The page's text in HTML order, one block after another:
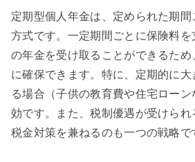
定期型個人年金は、定められた期
方式です。一定期間ごとに保険料
の年金を受け取ることができるた
に確保できます。特に、定期的に
る場合（子供の教育費や住宅ロー
効です。また、税制優遇が受けられ
税金対策を兼ねるのも一つの戦略で